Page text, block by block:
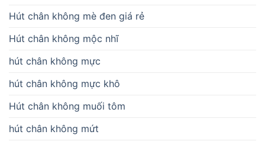
Hút chân không mè đen giá rẻ
Hút chân không mộc nhĩ
hút chân không mực
hút chân không mực khô
Hút chân không muối tôm
hút chân không mứt